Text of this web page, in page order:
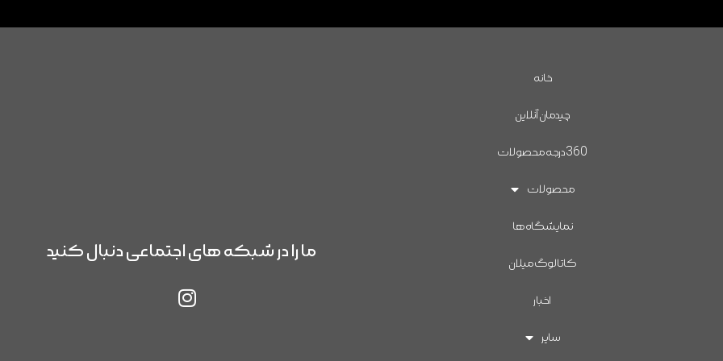
خانه
چیدمان آنلاین
360درجه محصولات
محصولات
نمایشگاه ها
کاتالوگ میلان
اخبار
سایر
ما را در شبکه های اجتماعی دنبال کنید